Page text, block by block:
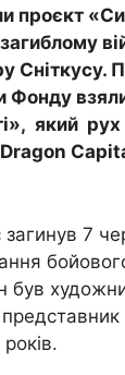
проєкт
Сніткусу.
Фонду
який
Dragon
загинув 7
був